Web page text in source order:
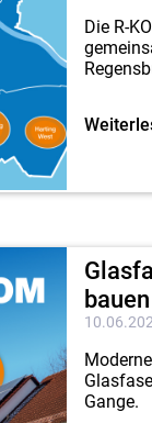
Die R-
Gange.